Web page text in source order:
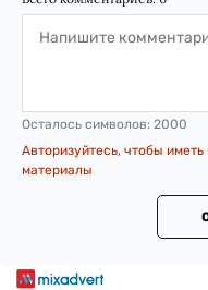
Осталось символов: 2000
Авторизуйтесь, чтобы
материалы